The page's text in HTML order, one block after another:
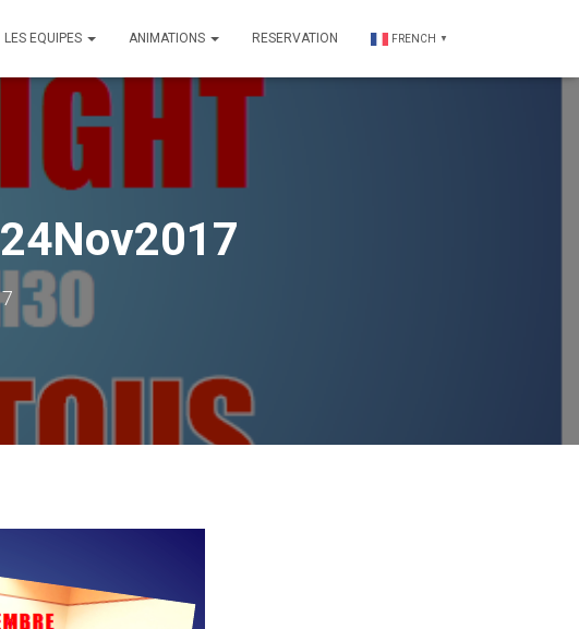
LES EQUIPES ANIMATIONS RESERVATION FRENCH ▼